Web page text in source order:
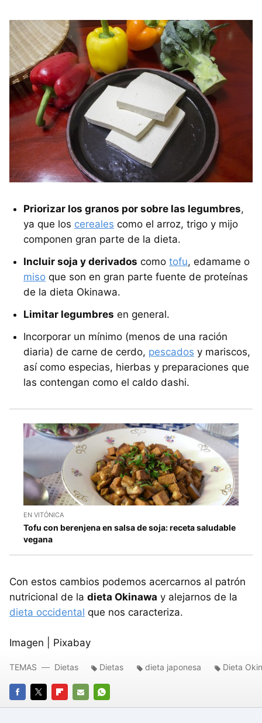
Priorizar los granos por sobre las legumbres,
ya que los cereales como el arroz, trigo y mijo
componen gran parte de la dieta.
Incluir soja y derivados como tofu, edamame o
miso que son en gran parte fuente de proteínas
de la dieta Okinawa.
Limitar legumbres en general.
Incorporar un mínimo (menos de una ración
diaria) de carne de cerdo, pescados y mariscos,
así como especias, hierbas y preparaciones que
las contengan como el caldo dashi.
EN VITÓNICA
Tofu con berenjena en salsa de soja: receta saludable
vegana
Con estos cambios podemos acercarnos al patrón
nutricional de la dieta Okinawa y alejarnos de la
dieta occidental que nos caracteriza.
Imagen | Pixabay
FACEBOOK
TWITTERFLIPBOARD
E-
WHATSAPP
TEMAS Dietas Dietas dieta japonesa Dieta